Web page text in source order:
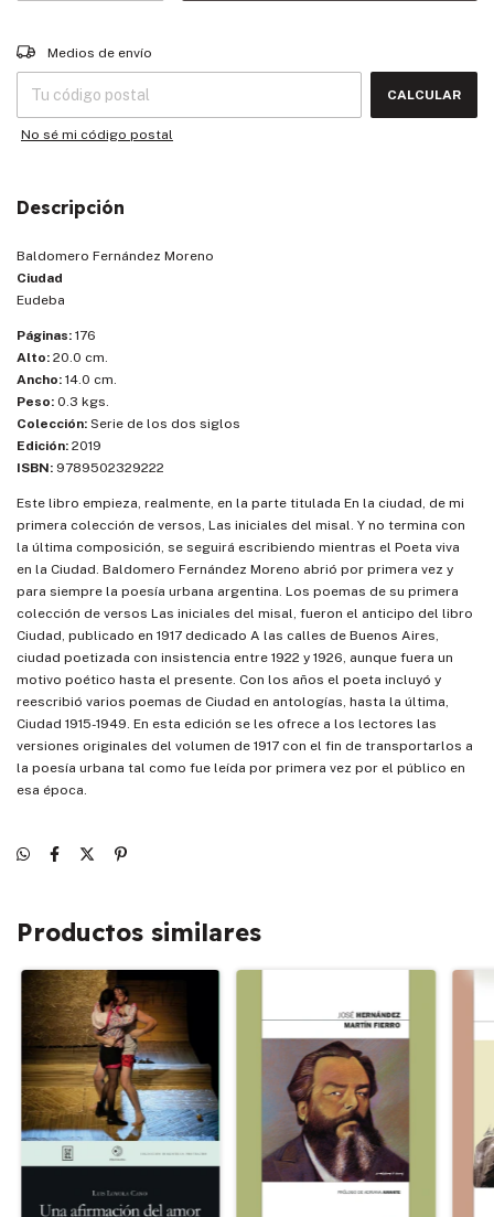
Entregas para el CP:
Medios de envío
CALCULAR
No sé mi código postal
Descripción
Baldomero Fernández Moreno
Ciudad
Eudeba
Páginas: 176
Alto: 20.0 cm.
Ancho: 14.0 cm.
Peso: 0.3 kgs.
Colección: Serie de los dos siglos
Edición: 2019
ISBN: 9789502329222
Este libro empieza, realmente, en la parte titulada En la ciudad, de mi
primera colección de versos, Las iniciales del misal. Y no termina con
la última composición, se seguirá escribiendo mientras el Poeta viva
en la Ciudad. Baldomero Fernández Moreno abrió por primera vez y
para siempre la poesía urbana argentina. Los poemas de su primera
colección de versos Las iniciales del misal, fueron el anticipo del libro
Ciudad, publicado en 1917 dedicado A las calles de Buenos Aires,
ciudad poetizada con insistencia entre 1922 y 1926, aunque fuera un
motivo poético hasta el presente. Con los años el poeta incluyó y
reescribió varios poemas de Ciudad en antologías, hasta la última,
Ciudad 1915-1949. En esta edición se les ofrece a los lectores las
versiones originales del volumen de 1917 con el fin de transportarlos a
la poesía urbana tal como fue leída por primera vez por el público en
esa época.
Productos similares